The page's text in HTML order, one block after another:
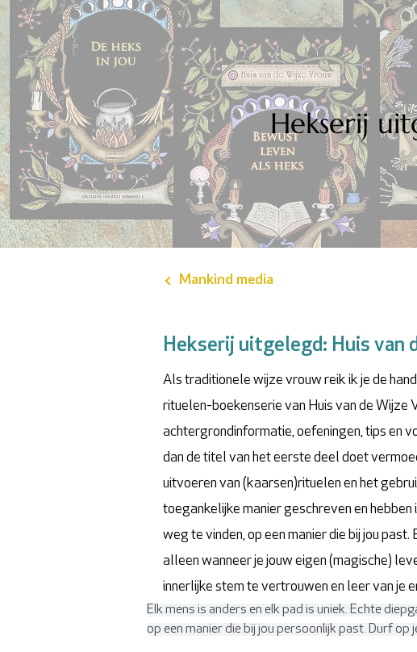
Hekserij
Mankind media
Hekserij uitgelegd: Huis van
Als traditionele wijze vrouw reik ik je de
rituelen-boekenserie van Huis van de Wijze
achtergrondinformatie, oefeningen, tips en
dan de titel van het eerste deel doet
uitvoeren van (kaarsen)rituelen en het
toegankelijke manier geschreven en
weg te vinden, op een manier die bij jou
alleen wanneer je jouw eigen (magische)
innerlijke stem te vertrouwen en leer van je
Elk mens is anders en elk pad is uniek. Echte
op een manier die bij jou persoonlijk past. Durf op